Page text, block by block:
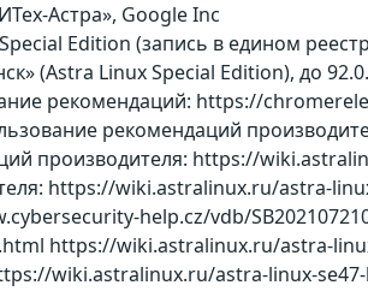
Астра», Google Inc
Edition (запись в едином
(Astra Linux Special Edition), до
рекомендаций: https://
рекомендаций
производителя: https://
https://wiki.astralinux.ru/astra-
help.cz/vdb/
https://wiki.astralinux.ru/astra-
wiki.astralinux.ru/astra-linux-